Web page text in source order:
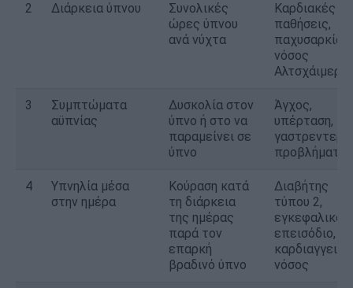
2 Διάρκεια ύπνου
Συνολικές
ώρες ύπνου
ανά νύχτα
Καρδιακές
παθήσεις,
παχυσαρκία,
νόσος
Αλτσχάιμερ
3
Συμπτώματα
αϋπνίας
Δυσκολία στον
ύπνο ή στο να
παραμείνει σε
ύπνο
Άγχος,
υπέρταση,
προβλήματα
4
Υπνηλία μέσα
στην ημέρα
Κούραση κατά
τη διάρκεια
της ημέρας
παρά τον
επαρκή
βραδινό ύπνο
Διαβήτης
τύπου 2,
εγκεφαλικό
επεισόδιο,
νόσος